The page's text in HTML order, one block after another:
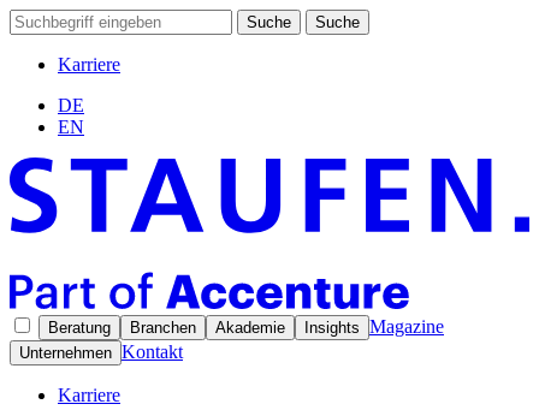
Suche Suche
Karriere
DE
EN
Beratung Branchen Akademie Insights Magazine
Unternehmen Kontakt
Karriere